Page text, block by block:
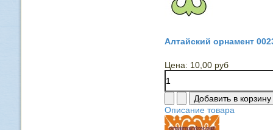
Алтайский орнамент
Цена: 10,00 руб
Описание товара